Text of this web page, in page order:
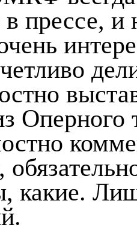
прессе,
Оперного
какие.